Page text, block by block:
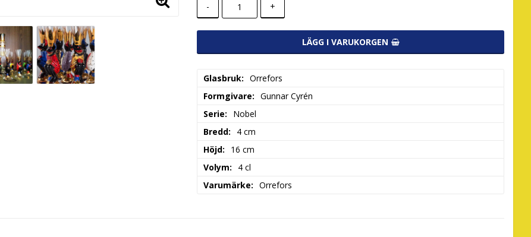
- +
LÄGG I VARUKORGEN
Glasbruk
Orrefors
Formgivare
Gunnar Cyrén
Serie
Nobel
Bredd
4 cm
Höjd
16 cm
Volym
4 cl
Varumärke
Orrefors